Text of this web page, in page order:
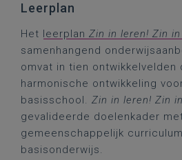
Leerplan
Het leerplan Zin in leren! Zin
samenhangend
omvat in tien ontwikkelvelden
harmonische ontwikkeling
basisschool. Zin in leren! Zin
gevalideerde doelenkader
gemeenschappelijk
basisonderwijs.